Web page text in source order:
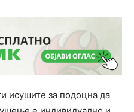
исушите за подоцна да